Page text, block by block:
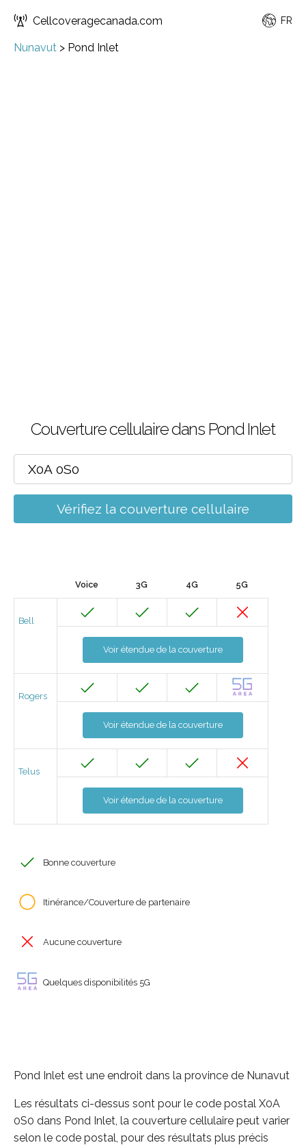
Cellcoveragecanada.com FR
Nunavut > Pond Inlet
Couverture cellulaire dans Pond Inlet
Vérifiez la couverture cellulaire
Voice 3G 4G 5G
Bell
Voir étendue de la couverture
Rogers
Voir étendue de la couverture
Telus
Voir étendue de la couverture
Bonne couverture
Itinérance/Couverture de partenaire
Aucune couverture
Quelques disponibilités 5G
Pond Inlet est une endroit dans la province de Nunavut
Les résultats ci-dessus sont pour le code postal X0A
0S0 dans Pond Inlet, la couverture cellulaire peut varier
selon le code postal, pour des résultats plus précis